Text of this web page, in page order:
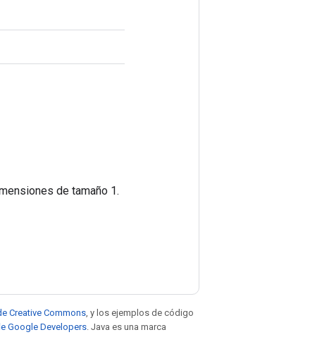
de tamaño 1.
Creative Commons , y los ejemplos de código
Google Developers . Java es una marca